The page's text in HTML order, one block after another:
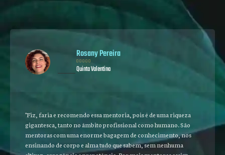
Rosany Pereira
    
Quinta Valentina
"Fiz, faria e recomendo essa mentoria, pois é de uma riqueza
gigantesca, tanto no âmbito profissional como humano. São
mentoras com uma enorme bagagem de conhecimento, nos
ensinando de corpo e alma tudo que sabem, sem nenhuma